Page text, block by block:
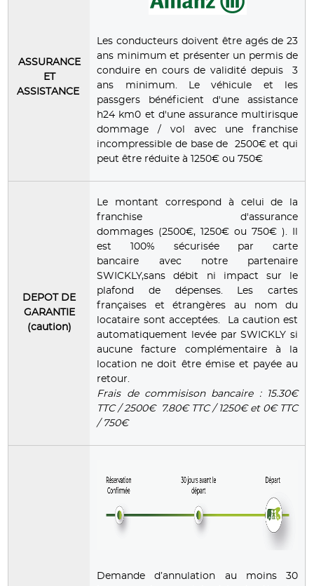
ASSURANCE
ET
ASSISTANCE
Les conducteurs doivent être agés de 23
ans minimum et présenter un permis de
conduire en cours de validité depuis 3
ans minimum. Le véhicule et les
passgers bénéficient d'une assistance
h24 km0 et d'une assurance multirisque
dommage / vol avec une franchise
incompressible de base de 2500€ et qui
peut être réduite à 1250€ ou 750€
DEPOT DE
GARANTIE
(caution)
Le montant correspond à celui de la
franchise d'assurance
dommages (2500€, 1250€ ou 750€ ). Il
est 100% sécurisée par carte
bancaire avec notre partenaire
SWICKLY,sans débit ni impact sur le
plafond de dépenses. Les cartes
françaises et étrangères au nom du
locataire sont acceptées. La caution est
automatiquement levée par SWICKLY si
aucune facture complémentaire à la
location ne doit être émise et payée au
retour.
Frais de commisison bancaire : 15.30€
TTC / 2500€ 7.80€ TTC / 1250€ et 0€ TTC
/ 750€
Demande d’annulation au moins 30